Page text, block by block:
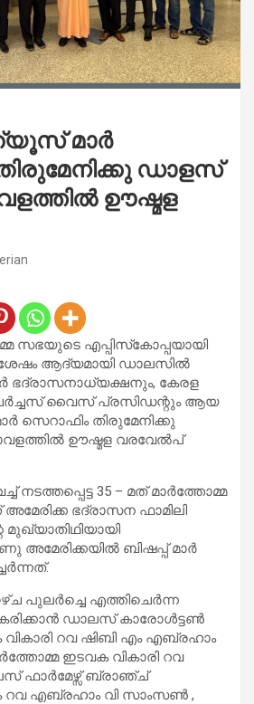
മാർ
ഡാളസ്
ഊഷ്മള
സഭയുടെ എപ്പിസ്‌കോപ്പയായി
ശേഷം ആദ്യമായി ഡാലസിൽ
ഭദ്രാസനാധ്യക്ഷനും, കേരള
വൈസ് പ്രസിഡന്റും ആയ
സെറാഫിം തിരുമേനിക്കു
ഊഷ്മള വരവേൽപ്
നടത്തപ്പെട്ട 35 – മത് മാർത്തോമ്മ
ഭദ്രാസന ഫാമിലി
അമേരിക്കയിൽ ബിഷപ്പ് മാർ
പുലർച്ചെ എത്തിചെർന്ന
ഡാലസ് കാരോൾട്ടൺ
റവ ഷിബി എം എബ്രഹാം
ഇടവക വികാരി റവ
ഫാർമേഴ്സ് ബ്രാഞ്ച്
റവ എബ്രഹാം വി സാംസൺ ,